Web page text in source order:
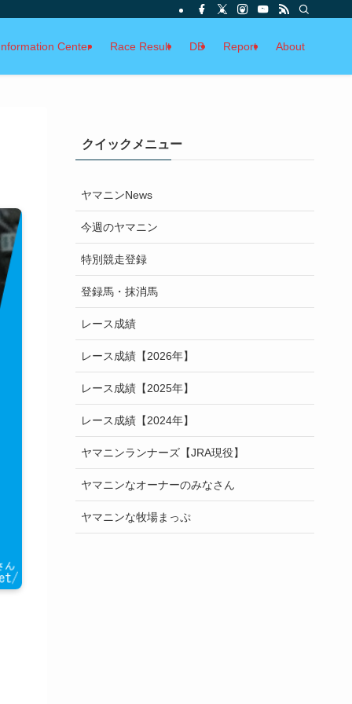
Center Race Result DB Report About
クイックメニュー
ヤマニンNews
今週のヤマニン
特別競走登録
登録馬・抹消馬
レース成績
レース成績【2026年】
レース成績【2025年】
レース成績【2024年】
ヤマニンランナーズ【JRA現役】
ヤマニンなオーナーのみなさん
ヤマニンな牧場まっぷ